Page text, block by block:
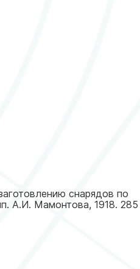
снарядов по
А.И. Мамонтова, 1918. 285